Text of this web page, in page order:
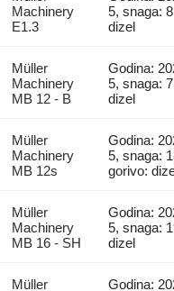
Machinery
E1.3
5, snaga:
dizel
Müller
Machinery
MB 12 - B
Godina:
5, snaga:
dizel
Müller
Machinery
MB 12s
Godina:
5, snaga:
gorivo:
Müller
Machinery
MB 16 - SH
Godina:
5, snaga:
dizel
Müller Godina: